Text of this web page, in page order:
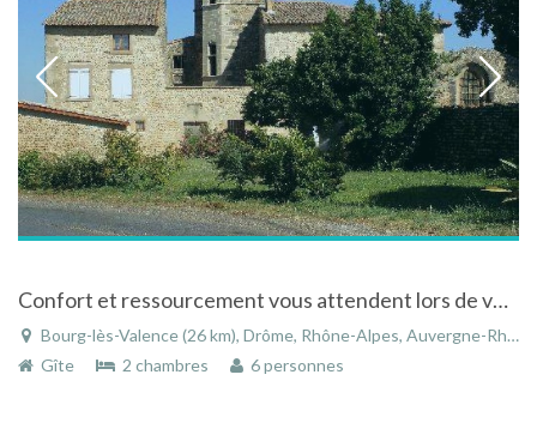
Confort et ressourcement vous attendent lors de votre séjour au gite de Genas à Bourg les Valence
Bourg-lès-Valence (26 km), Drôme, Rhône-Alpes, Auvergne-Rhône-Alpes, France
Gîte
2 chambres 6 personnes